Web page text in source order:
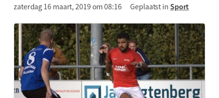
zaterdag 16 maart, 2019 om 08:16 Geplaatst inSport